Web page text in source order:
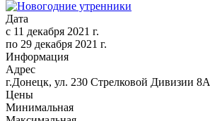
Дата
с 11 декабря 2021 г.
по 29 декабря 2021 г.
Информация
Адрес
г.Донецк, ул. 230 Стрелковой Дивизии 8А
Цены
Минимальная